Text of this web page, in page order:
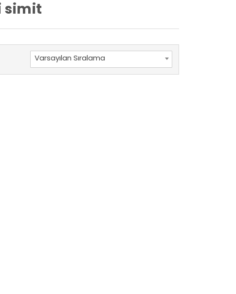
simit
Varsayılan Sıralama